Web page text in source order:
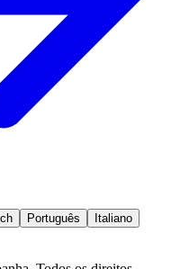
Português
Italiano